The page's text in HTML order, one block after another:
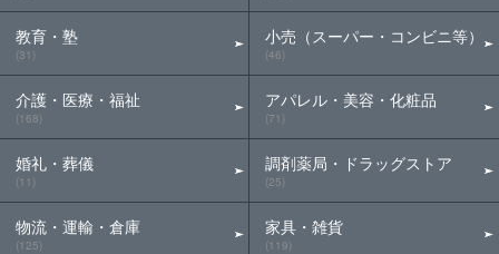
教育・塾
(31)
介護・医療・福祉
(168)
婚礼・葬儀
(11)
物流・運輸・倉庫
(125)
小売（スーパー・コンビニ等）
(46)
アパレル・美容・化粧品
(71)
調剤薬局・ドラッグストア
(25)
家具・雑貨
(119)